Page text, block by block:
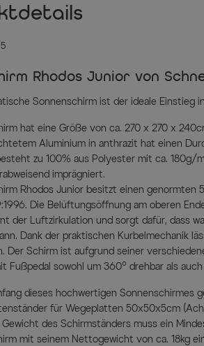
Rhodos Junior von
Sonnenschirm ist der ideale Einstieg
hat eine Größe von ca. 270 x 270 x
Aluminium in anthrazit hat einen
zu 100% aus Polyester mit ca. 180g/
imprägniert.
Rhodos Junior besitzt einen genormten
Die Belüftungsöffnung am oberen
der Luftzirkulation und sorgt dafür, dass
Dank der praktischen Kurbelmechanik
Der Schirm ist aufgrund seiner
Fußpedal sowohl um 360° drehbar als auch
dieses hochwertigen Sonnenschirmes
für Wegeplatten 50x50x5cm
Gewicht des Schirmständers muss ein
mit seinem Nettogewicht von ca. 18kg